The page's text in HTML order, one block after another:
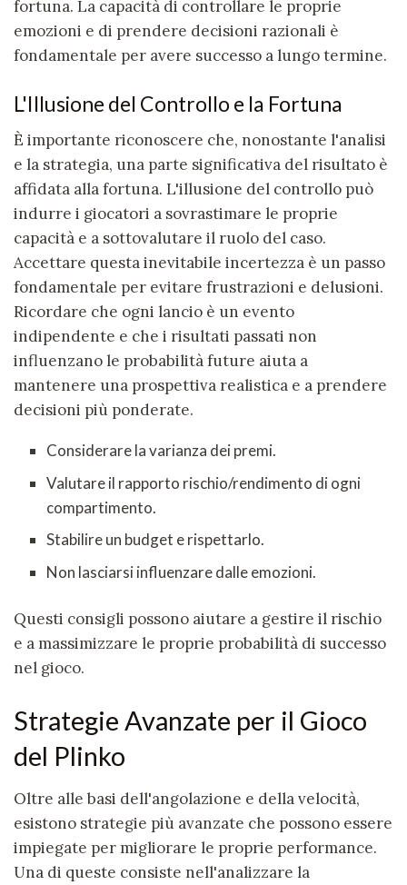
fortuna. La capacità di controllare le proprie
emozioni e di prendere decisioni razionali è
fondamentale per avere successo a lungo termine.
L'Illusione del Controllo e la Fortuna
È importante riconoscere che, nonostante l'analisi
e la strategia, una parte significativa del risultato è
affidata alla fortuna. L'illusione del controllo può
indurre i giocatori a sovrastimare le proprie
capacità e a sottovalutare il ruolo del caso.
Accettare questa inevitabile incertezza è un passo
fondamentale per evitare frustrazioni e delusioni.
Ricordare che ogni lancio è un evento
indipendente e che i risultati passati non
influenzano le probabilità future aiuta a
mantenere una prospettiva realistica e a prendere
decisioni più ponderate.
Considerare la varianza dei premi.
Valutare il rapporto rischio/rendimento di ogni
compartimento.
Stabilire un budget e rispettarlo.
Non lasciarsi influenzare dalle emozioni.
Questi consigli possono aiutare a gestire il rischio
e a massimizzare le proprie probabilità di successo
nel gioco.
Strategie Avanzate per il Gioco
del Plinko
Oltre alle basi dell'angolazione e della velocità,
esistono strategie più avanzate che possono essere
impiegate per migliorare le proprie performance.
Una di queste consiste nell'analizzare la